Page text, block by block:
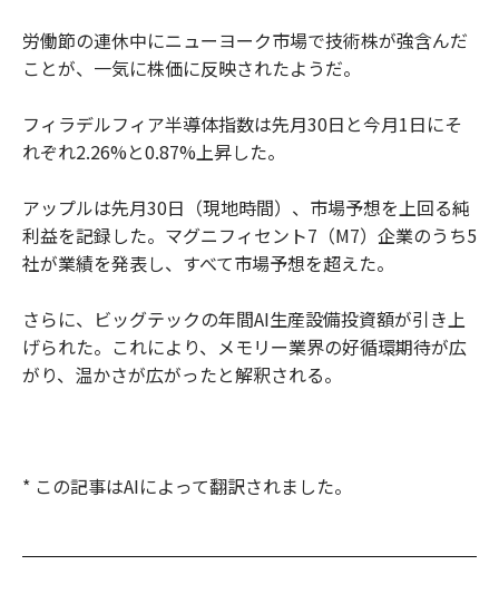
労働節の連休中にニューヨーク市場で技術株が強含んだ
ことが、一気に株価に反映されたようだ。
フィラデルフィア半導体指数は先月30日と今月1日にそ
れぞれ2.26%と0.87%上昇した。
アップルは先月30日（現地時間）、市場予想を上回る純
利益を記録した。マグニフィセント7（M7）企業のうち5
社が業績を発表し、すべて市場予想を超えた。
さらに、ビッグテックの年間AI生産設備投資額が引き上
げられた。これにより、メモリー業界の好循環期待が広
がり、温かさが広がったと解釈される。
* この記事はAIによって翻訳されました。